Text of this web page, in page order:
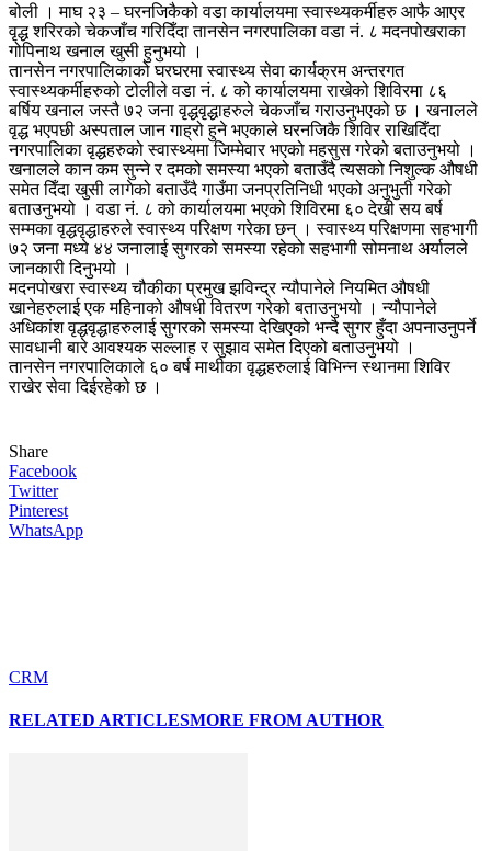
बोली । माघ २३ – घरनजिकैको वडा कार्यालयमा स्वास्थ्यकर्मीहरु आफै आएर
वृद्ध शरिरको चेकजाँच गरिदिँदा तानसेन नगरपालिका वडा नं. ८ मदनपोखराका
गोपिनाथ खनाल खुसी हुनुभयो ।
तानसेन नगरपालिकाको घरघरमा स्वास्थ्य सेवा कार्यक्रम अन्तरगत
स्वास्थ्यकर्मीहरुको टोलीले वडा नं. ८ को कार्यालयमा राखेको शिविरमा ८६
बर्षिय खनाल जस्तै ७२ जना वृद्धवृद्धाहरुले चेकजाँच गराउनुभएको छ । खनालले
वृद्ध भएपछी अस्पताल जान गाह्रो हुने भएकाले घरनजिकै शिविर राखिदिँदा
नगरपालिका वृद्धहरुको स्वास्थ्यमा जिम्मेवार भएको महसुस गरेको बताउनुभयो ।
खनालले कान कम सुन्ने र दमको समस्या भएको बताउँदै त्यसको निशुल्क औषधी
समेत दिँदा खुसी लागेको बताउँदै गाउँमा जनप्रतिनिधी भएको अनुभुती गरेको
बताउनुभयो । वडा नं. ८ को कार्यालयमा भएको शिविरमा ६० देखी सय बर्ष
सम्मका वृद्धवृद्धाहरुले स्वास्थ्य परिक्षण गरेका छन् । स्वास्थ्य परिक्षणमा सहभागी
७२ जना मध्ये ४४ जनालाई सुगरको समस्या रहेको सहभागी सोमनाथ अर्यालले
जानकारी दिनुभयो ।
मदनपोखरा स्वास्थ्य चौकीका प्रमुख झविन्द्र न्यौपानेले नियमित औषधी
खानेहरुलाई एक महिनाको औषधी वितरण गरेको बताउनुभयो । न्यौपानेले
अधिकांश वृद्धवृद्धाहरुलाई सुगरको समस्या देखिएको भन्दै सुगर हुँदा अपनाउनुपर्ने
सावधानी बारे आवश्यक सल्लाह र सुझाव समेत दिएको बताउनुभयो ।
तानसेन नगरपालिकाले ६० बर्ष माथीका वृद्धहरुलाई विभिन्न स्थानमा शिविर
राखेर सेवा दिईरहेको छ ।
Share
Facebook
Twitter
Pinterest
WhatsApp
CRM
RELATED ARTICLESMORE FROM AUTHOR